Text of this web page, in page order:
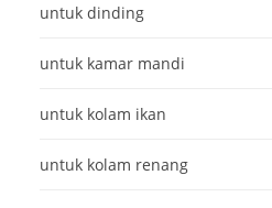
untuk dinding
untuk kamar mandi
untuk kolam ikan
untuk kolam renang